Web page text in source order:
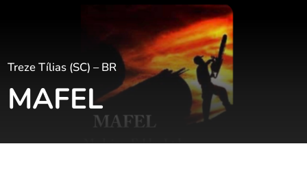
Treze Tílias (SC) – BR
MAFEL